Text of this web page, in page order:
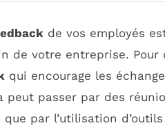
de vos employés
de votre entreprise. Pour
qui encourage les
peut passer par des
par l’utilisation